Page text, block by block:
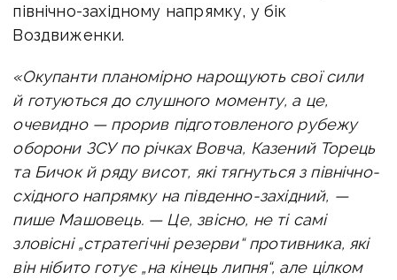
північно-західному напрямку, у бік
Воздвиженки.
«Окупанти планомірно нарощують свої сили
й готуються до слушного моменту, а це,
очевидно — прорив підготовленого рубежу
оборони ЗСУ по річках Вовча, Казений Торець
та Бичок й ряду висот, які тягнуться з північно-
східного напрямку на південно-західний, —
пише Машовець. — Це, звісно, не ті самі
зловісні „стратегічні резерви“ противника, які
він нібито готує „на кінець липня“, але цілком